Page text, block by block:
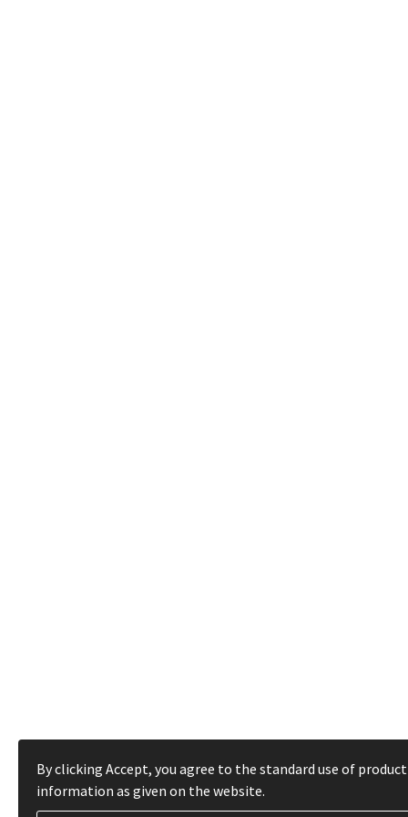
By clicking Accept, you agree to the standard use of product
information as given on the website.